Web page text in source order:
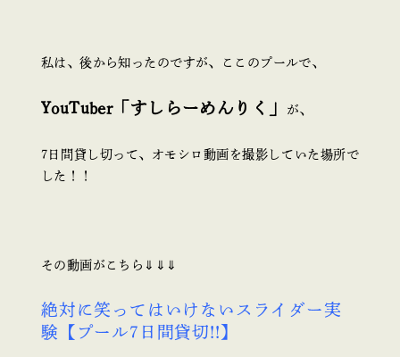
私は、後から知ったのですが、ここのプールで、
YouTuber「すしらーめんりく」 が、
7日間貸し切って、オモシロ動画を撮影していた場所で
した！！
その動画がこちら⇓⇓⇓
絶対に笑ってはいけないスライダー実
験【プール7日間貸切!!】